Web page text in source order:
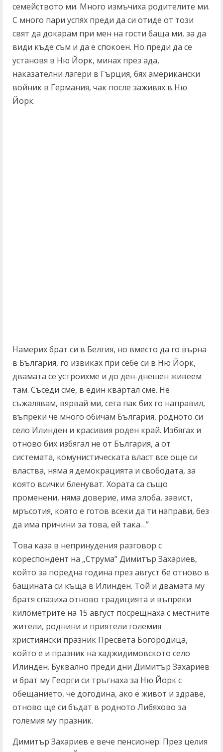
семейството ми. Много измъчиха родителите ми.
С много пари успях преди да си отиде от този
свят да докарам при мен на гости баща ми, за да
види къде съм и да е спокоен. Но преди да се
установя в Ню Йорк, минах през ада,
наказателни лагери в Гърция, бях американски
войник в Германия, чак после заживях в Ню
Йорк.
Намерих брат си в Белгия, но вместо да го върна
в България, го извиках при себе си в Ню Йорк,
двамата се устроихме и до ден-днешен живеем
там. Съседи сме, в един квартал сме. Не
съжалявам, вярвай ми, сега пак бих го направил,
въпреки че много обичам България, родното си
село Илинден и красивия роден край. Избягах и
отново бих избягал не от България, а от
системата, комунистическата власт все още си
властва, няма я демокрацията и свободата, за
която всички бленуват. Хората са също
променени, няма доверие, има злоба, завист,
мръсотия, която е готов всеки да ти направи, без
да има причини за това, ей така…”
Това каза в непринудения разговор с
кореспондент на „Струма” Димитър Захариев,
който за поредна година през август бе отново в
бащината си къща в Илинден. Той и двамата му
братя спазиха отново традицията и въпреки
километрите на 15 август посрещнаха с местните
жители, роднини и приятели големия
християнски празник Пресвета Богородица,
който е и празник на хаджидимовското село
Илинден. Буквално преди дни Димитър Захариев
и брат му Георги си тръгнаха за Ню Йорк с
обещанието, че догодина, ако е живот и здраве,
отново ще си бъдат в родното Либяхово за
големия му празник.
Димитър Захариев е вече пенсионер. През целия